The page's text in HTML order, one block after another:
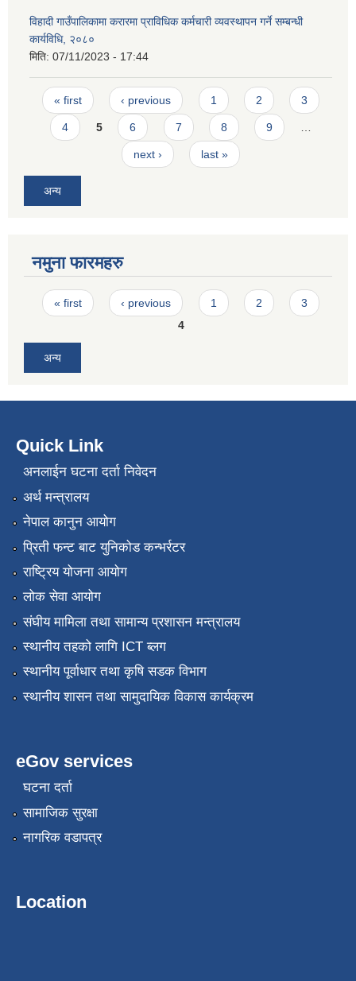
विहादी गाउँपालिकामा करारमा प्राविधिक कर्मचारी व्यवस्थापन गर्ने सम्बन्धी
कार्यविधि, २०८०
मिति: 07/11/2023 - 17:44
Pages
« first ‹ previous 1 2 3
4 5 6 7 8 9
next › last »
अन्य
नमुना फारमहरु
Pages
« first ‹ previous 1 2
3
4
अन्य
Quick Link
अनलाईन घटना दर्ता निवेदन
अर्थ मन्त्रालय
नेपाल कानुन आयोग
प्रिती फन्ट बाट युनिकोड कन्भर्रटर
राष्ट्रिय योजना आयोग
लोक सेवा आयोग
संघीय मामिला तथा सामान्य प्रशासन मन्त्रालय
स्थानीय तहको लागि ICT ब्लग
स्थानीय पूर्वाधार तथा कृषि सडक विभाग
स्थानीय शासन तथा सामुदायिक विकास कार्यक्रम
eGov services
घटना दर्ता
सामाजिक सुरक्षा
नागरिक वडापत्र
Location